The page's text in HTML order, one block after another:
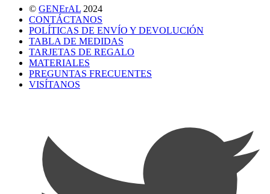
© GENErAL 2024
CONTÁCTANOS
POLÍTICAS DE ENVÍO Y DEVOLUCIÓN
TABLA DE MEDIDAS
TARJETAS DE REGALO
MATERIALES
PREGUNTAS FRECUENTES
VISÍTANOS